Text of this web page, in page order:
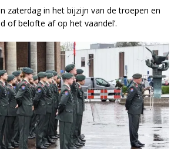
zaterdag in het bijzijn van de troepen en
of belofte af op het vaandel’.